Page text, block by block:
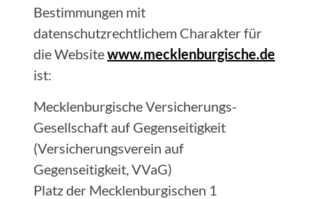
Bestimmungen mit
datenschutzrechtlichem Charakter für
die Websitewww.mecklenburgische.de
ist:
Mecklenburgische Versicherungs-
Gesellschaft auf Gegenseitigkeit
(Versicherungsverein auf
Gegenseitigkeit, VVaG)
Platz der Mecklenburgischen 1